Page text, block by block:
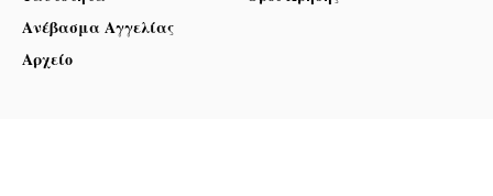
Ανέβασμα Αγγελίας
Αρχείο